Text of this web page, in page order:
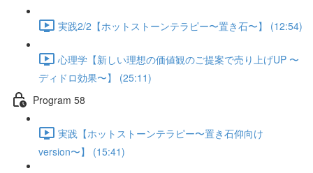
実践2/2【ホットストーンテラピー〜置き石〜】 (12:54)
心理学【新しい理想の価値観のご提案で売り上げUP 〜
ディドロ効果〜】 (25:11)
Program 58
実践【ホットストーンテラピー〜置き石仰向け
version〜】 (15:41)